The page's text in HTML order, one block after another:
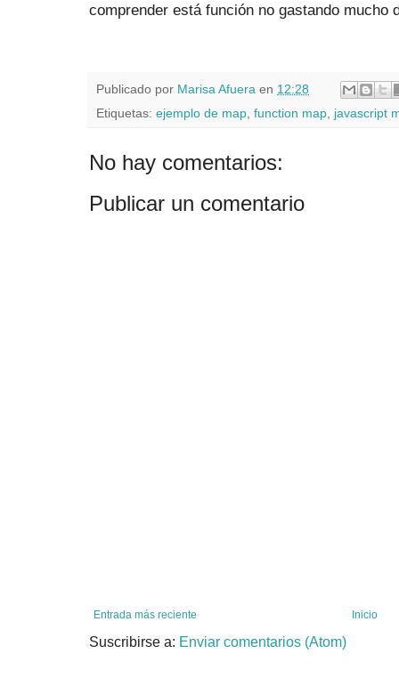
comprender está función no gastando mucho
Publicado por Marisa Afuera en 12:28
Etiquetas: ejemplo de map function map javascript
No hay comentarios:
Publicar un comentario
Entrada más reciente Inicio
Suscribirse a: Enviar comentarios (Atom)